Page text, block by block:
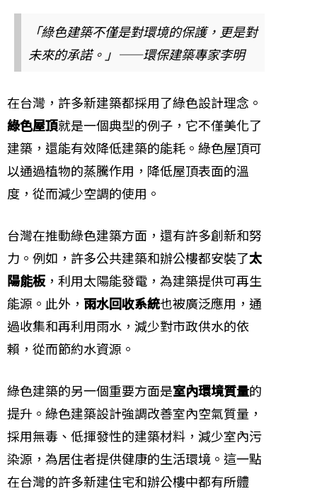
「綠色建築不僅是對環境的保護，更是對
未來的承諾。」——環保建築專家李明
在台灣，許多新建築都採用了綠色設計理念。
綠色屋頂就是一個典型的例子，它不僅美化了
建築，還能有效降低建築的能耗。綠色屋頂可
以通過植物的蒸騰作用，降低屋頂表面的溫
度，從而減少空調的使用。
台灣在推動綠色建築方面，還有許多創新和努
力。例如，許多公共建築和辦公樓都安裝了太
陽能板 ，利用太陽能發電，為建築提供可再生
能源。此外， 雨水回收系統也被廣泛應用，通
過收集和再利用雨水，減少對市政供水的依
賴，從而節約水資源。
綠色建築的另一個重要方面是室內環境質量的
提升。綠色建築設計強調改善室內空氣質量，
採用無毒、低揮發性的建築材料，減少室內污
染源，為居住者提供健康的生活環境。這一點
在台灣的許多新建住宅和辦公樓中都有所體